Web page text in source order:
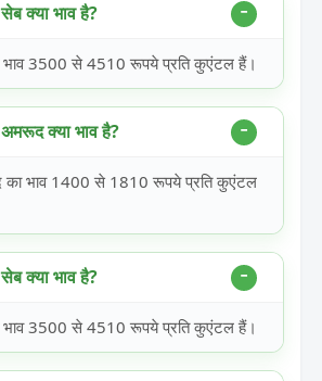
क्या भाव है?
3500 से 4510 रूपये प्रति कुएंटल हैं।
क्या भाव है?
भाव 1400 से 1810 रूपये प्रति कुएंटल
क्या भाव है?
3500 से 4510 रूपये प्रति कुएंटल हैं।